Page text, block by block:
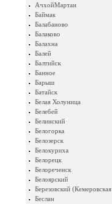
АчхойМартан
Баймак
Балабаново
Балаково
Балахна
Балей
Балтийск
Банное
Барыш
Батайск
Белая Холуница
Белебей
Белинский
Белогорка
Белозерск
Белокуриха
Белорецк
Белореченск
Белоярский
Березовский
Беслан